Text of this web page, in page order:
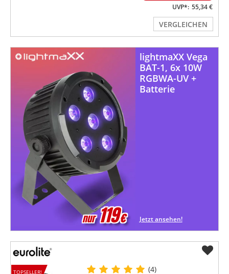
UVP*: 55,34 €
VERGLEICHEN
nur119€
lightmaXX Vega
BAT-1, 6x 10W
RGBWA-UV +
Batterie
Jetzt ansehen!
TOPSELLER! (4)